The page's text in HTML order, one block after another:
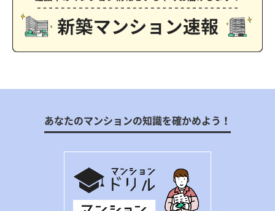
あなたのマンションの知識を確かめよう！